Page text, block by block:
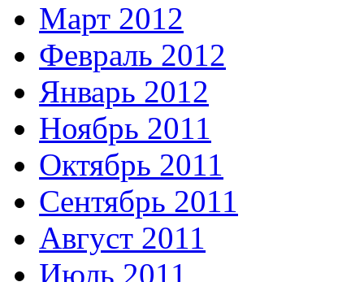
Март 2012
Февраль 2012
Январь 2012
Ноябрь 2011
Октябрь 2011
Сентябрь 2011
Август 2011
Июль 2011